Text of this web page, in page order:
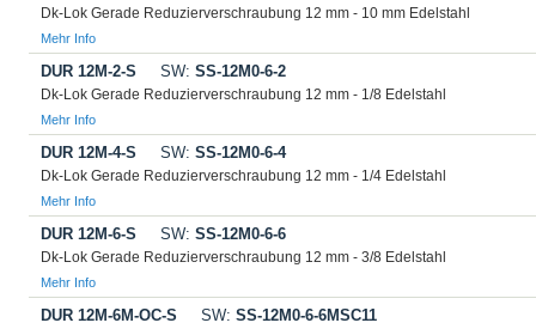
Dk-Lok Gerade Reduzierverschraubung 12 mm - 10 mm Edelstahl
Mehr Info
DUR 12M-2-S SW: SS-12M0-6-2
Dk-Lok Gerade Reduzierverschraubung 12 mm - 1/8 Edelstahl
Mehr Info
DUR 12M-4-S SW: SS-12M0-6-4
Dk-Lok Gerade Reduzierverschraubung 12 mm - 1/4 Edelstahl
Mehr Info
DUR 12M-6-S SW: SS-12M0-6-6
Dk-Lok Gerade Reduzierverschraubung 12 mm - 3/8 Edelstahl
Mehr Info
DUR 12M-6M-OC-S SW: SS-12M0-6-6MSC11